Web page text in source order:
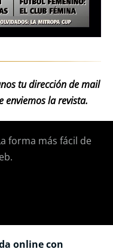
tu dirección de mail
enviemos la revista.
forma más fácil de
online con